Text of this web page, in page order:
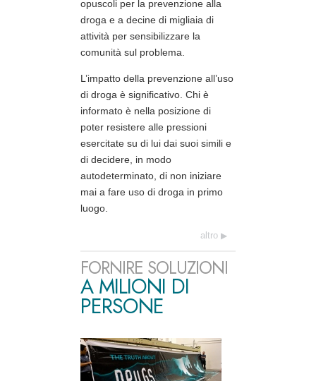
opuscoli per la prevenzione alla
droga e a decine di migliaia di
attività per sensibilizzare la
comunità sul problema.
L’impatto della prevenzione all’uso
di droga è significativo. Chi è
informato è nella posizione di
poter resistere alle pressioni
esercitate su di lui dai suoi simili e
di decidere, in modo
autodeterminato, di non iniziare
mai a fare uso di droga in primo
luogo.
altro
FORNIRE SOLUZIONI
A MILIONI DI
PERSONE